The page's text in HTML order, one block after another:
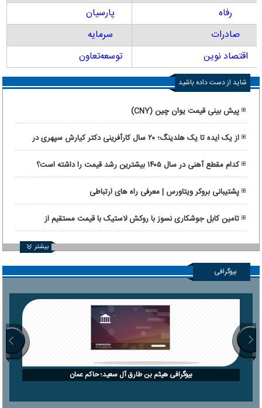
رفاه
پارسیان
صادرات
سرمایه
اقتصاد نوین
توسعه‌تعاون
شاید از دست داده باشید
پیش بینی قیمت یوان چین (CNY)
از یک ایده تا یک هلدینگ؛ ۲۰ سال کارآفرینی دکتر کیارش سپهری در
ماورانت
کدام مقطع آهنی در سال ۱۴۰۵ بیشترین رشد قیمت را داشته است؟
پشتیبانی بروکر ویتاورس | معرفی راه های ارتباطی
تامین کابل جوشکاری نسوز با روکش لاستیک با قیمت مستقیم از
کارخانه
بیشتر
بیوگرافی
بیوگرافی هیثم بن طارق آل سعید؛ حاکم عمان